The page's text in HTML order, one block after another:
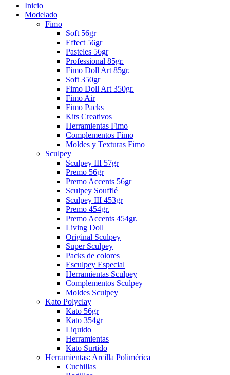
Inicio
Modelado
Fimo
Soft 56gr
Effect 56gr
Pasteles 56gr
Professional 85gr.
Fimo Doll Art 85gr.
Soft 350gr
Fimo Doll Art 350gr.
Fimo Air
Fimo Packs
Kits Creativos
Herramientas Fimo
Complementos Fimo
Moldes y Texturas Fimo
Sculpey
Sculpey III 57gr
Premo 56gr
Premo Accents 56gr
Sculpey Soufflé
Sculpey III 453gr
Premo 454gr.
Premo Accents 454gr.
Living Doll
Original Sculpey
Super Sculpey
Packs de colores
Esculpey Especial
Herramientas Sculpey
Complementos Sculpey
Moldes Sculpey
Kato Polyclay
Kato 56gr
Kato 354gr
Liquido
Herramientas
Kato Surtido
Herramientas: Arcilla Polimérica
Cuchillas